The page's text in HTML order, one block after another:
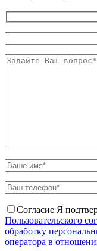
Согласие Я
Пользовательского
обработку
оператора в